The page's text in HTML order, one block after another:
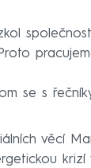
se s
věcí
krizí